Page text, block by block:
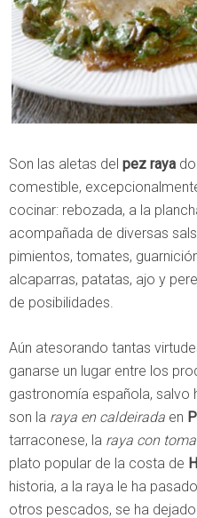
Son las aletas del pez raya
comestible,
cocinar: rebozada, a la
acompañada de diversas
pimientos, tomates,
alcaparras, patatas, ajo y
de posibilidades.
Aún atesorando tantas
ganarse un lugar entre los
gastronomía española,
son la raya en caldeirada en
tarraconese, la raya con
plato popular de la costa de
historia, a la raya le ha
otros pescados, se ha